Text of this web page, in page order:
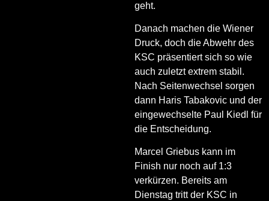
geht.
Danach machen die Wiener
Druck, doch die Abwehr des
KSC präsentiert sich so wie
auch zuletzt extrem stabil.
Nach Seitenwechsel sorgen
dann Haris Tabakovic und der
eingewechselte Paul Kiedl für
die Entscheidung.
Marcel Griebus kann im
Finish nur noch auf 1:3
verkürzen. Bereits am
Dienstag tritt der KSC in